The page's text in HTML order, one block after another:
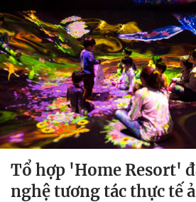
Tổ hợp 'Home Resort'
nghệ tương tác thực tế